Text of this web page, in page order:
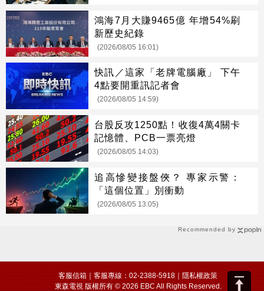
Recommended by
鴻海7月大賺9465億 年增54%刷
新歷史紀錄
(2026/08/05 16:01)
快訊／這家「老牌電腦廠」 下午
4點要開重訊記者會
(2026/08/05 14:59)
台股反攻1250點！收復4萬4關卡
記憶體、PCB一票亮燈
(2026/08/05 14:03)
追高慘變接盤俠？ 專家示警：
「這個位置」別衝動
(2026/08/05 13:05)
客服信箱｜客服專線：02-2388-5918｜隱私權政策
東森電視 版權所有 © 2026 EBC All Rights Reserved.